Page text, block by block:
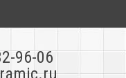
96-06